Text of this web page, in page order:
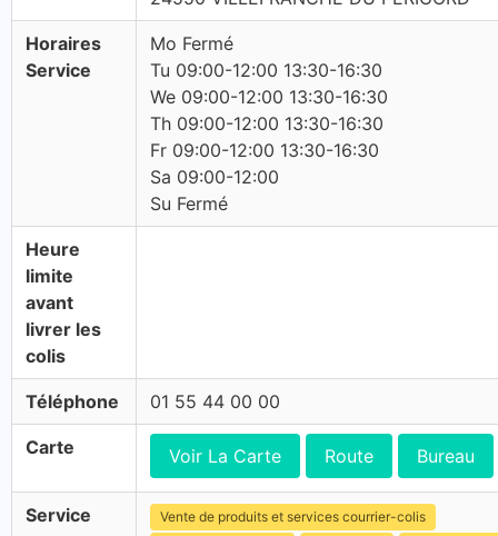
Horaires
Service
Mo Fermé
Tu 09:00-12:00 13:30-16:30
We 09:00-12:00 13:30-16:30
Th 09:00-12:00 13:30-16:30
Fr 09:00-12:00 13:30-16:30
Sa 09:00-12:00
Su Fermé
Heure
limite
avant
livrer les
colis
Téléphone 01 55 44 00 00
Carte Voir La Carte Route Bureau
Service
Vente de produits et services courrier-colis